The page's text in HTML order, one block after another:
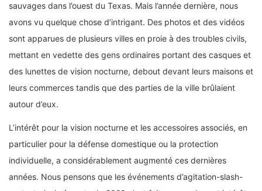
sauvages dans l’ouest du Texas. Mais l’année dernière, nous
avons vu quelque chose d’intrigant. Des photos et des vidéos
sont apparues de plusieurs villes en proie à des troubles civils,
mettant en vedette des gens ordinaires portant des casques et
des lunettes de vision nocturne, debout devant leurs maisons et
leurs commerces tandis que des parties de la ville brûlaient
autour d’eux.
L’intérêt pour la vision nocturne et les accessoires associés, en
particulier pour la défense domestique ou la protection
individuelle, a considérablement augmenté ces dernières
années. Nous pensons que les événements d’agitation-slash-